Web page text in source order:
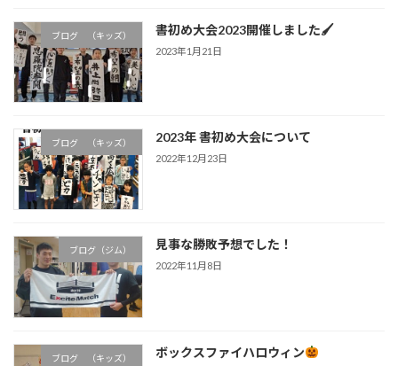
ブログ （キッズ） 書初め大会2023開催しました🖌
2023年1月21日
ブログ （キッズ） 2023年 書初め大会について
2022年12月23日
ブログ（ジム） 見事な勝敗予想でした！
2022年11月8日
ブログ （キッズ） ボックスファイハロウィン